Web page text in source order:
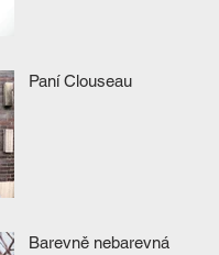
Paní Clouseau
Barevně nebarevná